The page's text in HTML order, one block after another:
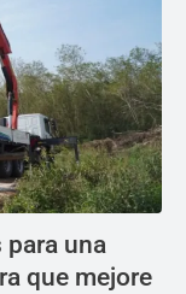
para una
que mejore